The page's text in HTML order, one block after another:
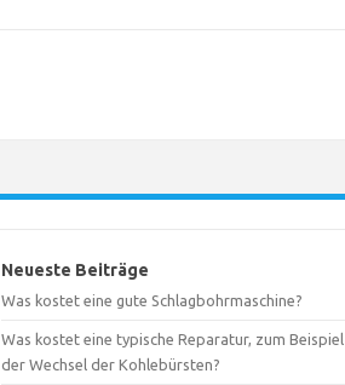
Neueste Beiträge
Was kostet eine gute Schlagbohrmaschine?
Was kostet eine typische Reparatur, zum Beispiel
der Wechsel der Kohlebürsten?